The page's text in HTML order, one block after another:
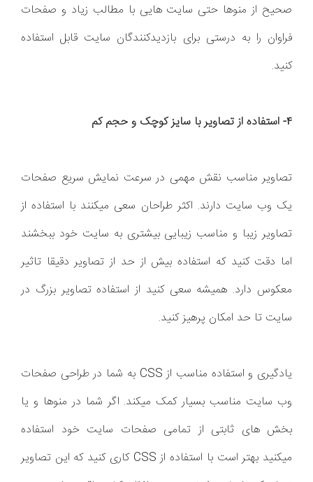
صحیح از منوها حتی سایت هایی با مطالب زیاد و صفحات
فراوان را به درستی برای بازدیدکنندگان سایت قابل استفاده
کنید.
4- استفاده از تصاویر با سایز کوچک و حجم کم
تصاویر مناسب نقش مهمی در سرعت نمایش سریع صفحات
یک وب سایت دارند. اکثر طراحان سعی میکنند با استفاده از
تصاویر زیبا و مناسب زیبایی بیشتری به سایت خود ببخشند
اما دقت کنید که استفاده بیش از حد از تصاویر دقیقا تاثیر
معکوس دارد. همیشه سعی کنید از استفاده تصاویر بزرگ در
سایت تا حد امکان پرهیز کنید.
یادگیری و استفاده مناسب از CSS به شما در طراحی صفحات
وب سایت مناسب بسیار کمک میکند. اگر شما در منوها و یا
بخش های ثابتی از تمامی صفحات سایت خود استفاده
میکنید بهتر است با استفاده از CSS کاری کنید که این تصاویر